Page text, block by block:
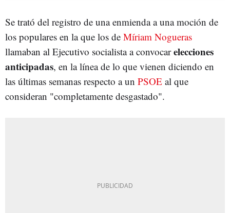
Se trató del registro de una enmienda a una moción de
los populares en la que los de Míriam Nogueras
llamaban al Ejecutivo socialista a convocarelecciones
anticipadas, en la línea de lo que vienen diciendo en
las últimas semanas respecto a un PSOE al que
consideran "completamente desgastado".